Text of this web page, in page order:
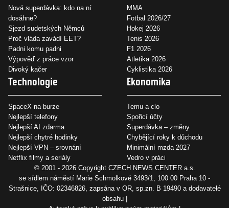
Nová superdávka: kdo na ní
dosáhne?
Sjezd sudetských Němců
Proč vláda zavádí EET?
Padni komu padni
Výpověď z práce vzor
Divoký kačer
MMA
Fotbal 2026/27
Hokej 2026
Tenis 2026
F1 2026
Atletika 2026
Cyklistika 2026
Technologie
SpaceX na burze
Nejlepší telefony
Nejlepší AI zdarma
Nejlepší chytré hodinky
Nejlepší VPN – srovnání
Netflix filmy a seriály
Ekonomika
Temu a clo
Spořicí účty
Superdávka – změny
Chybějící roky k důchodu
Minimální mzda 2027
Vedro v práci
© 2001 - 2026 Copyright CZECH NEWS CENTER a.s.
se sídlem náměstí Marie Schmolkové 3493/1, 100 00 Praha 10 -
Strašnice, IČO: 02346826, zapsána v OR, sp.zn. B 19490 a dodavatelé
obsahu